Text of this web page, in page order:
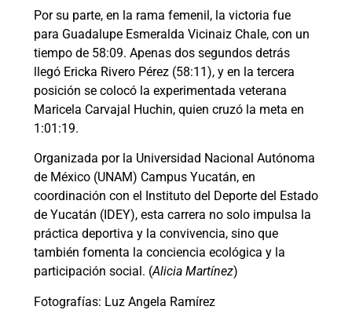
Por su parte, en la rama femenil, la victoria fue
para Guadalupe Esmeralda Vicinaiz Chale, con un
tiempo de 58:09. Apenas dos segundos detrás
llegó Ericka Rivero Pérez (58:11), y en la tercera
posición se colocó la experimentada veterana
Maricela Carvajal Huchin, quien cruzó la meta en
1:01:19.
Organizada por la Universidad Nacional Autónoma
de México (UNAM) Campus Yucatán, en
coordinación con el Instituto del Deporte del Estado
de Yucatán (IDEY), esta carrera no solo impulsa la
práctica deportiva y la convivencia, sino que
también fomenta la conciencia ecológica y la
participación social. (Alicia Martínez)
Fotografías: Luz Angela Ramírez